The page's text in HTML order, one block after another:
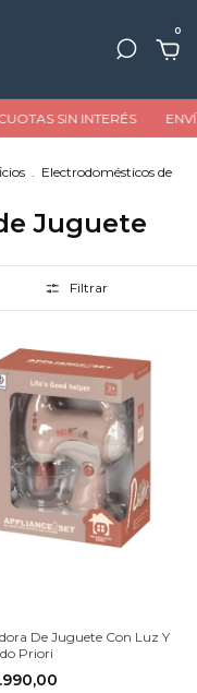
0
SIN INTERÉS
. Electrodomésticos de
Juguete
Filtrar
De Juguete Con Luz Y
Priori